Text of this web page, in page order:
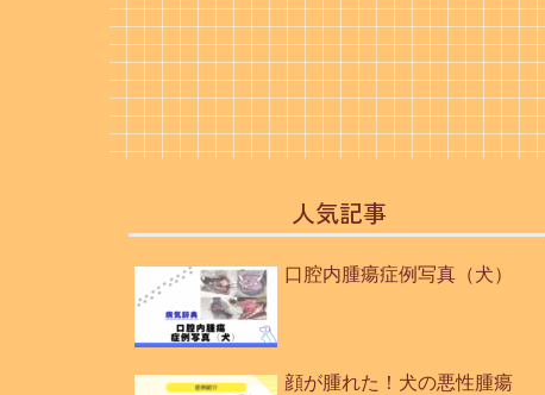
人気記事
口腔内腫瘍症例写真（犬）
顔が腫れた！犬の悪性腫瘍